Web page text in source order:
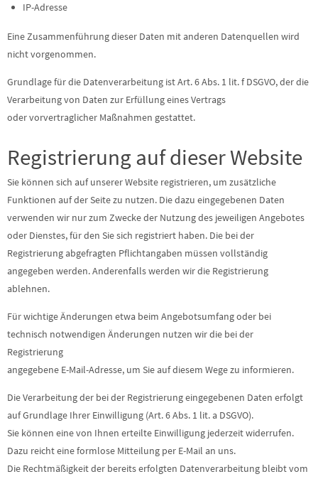
IP-Adresse
Eine Zusammenführung dieser Daten mit anderen Datenquellen wird
nicht vorgenommen.
Grundlage für die Datenverarbeitung ist Art. 6 Abs. 1 lit. f DSGVO, der die
Verarbeitung von Daten zur Erfüllung eines Vertrags
oder vorvertraglicher Maßnahmen gestattet.
Registrierung auf dieser Website
Sie können sich auf unserer Website registrieren, um zusätzliche
Funktionen auf der Seite zu nutzen. Die dazu eingegebenen Daten
verwenden wir nur zum Zwecke der Nutzung des jeweiligen Angebotes
oder Dienstes, für den Sie sich registriert haben. Die bei der
Registrierung abgefragten Pflichtangaben müssen vollständig
angegeben werden. Anderenfalls werden wir die Registrierung
ablehnen.
Für wichtige Änderungen etwa beim Angebotsumfang oder bei
technisch notwendigen Änderungen nutzen wir die bei der
Registrierung
angegebene E-Mail-Adresse, um Sie auf diesem Wege zu informieren.
Die Verarbeitung der bei der Registrierung eingegebenen Daten erfolgt
auf Grundlage Ihrer Einwilligung (Art. 6 Abs. 1 lit. a DSGVO).
Sie können eine von Ihnen erteilte Einwilligung jederzeit widerrufen.
Dazu reicht eine formlose Mitteilung per E-Mail an uns.
Die Rechtmäßigkeit der bereits erfolgten Datenverarbeitung bleibt vom